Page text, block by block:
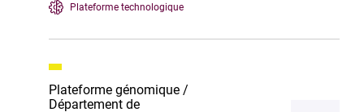
Plateforme technologique
Plateforme génomique /
Département de